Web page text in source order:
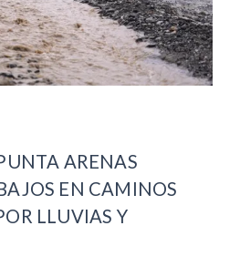
ARENAS
EN CAMINOS
LLUVIAS Y